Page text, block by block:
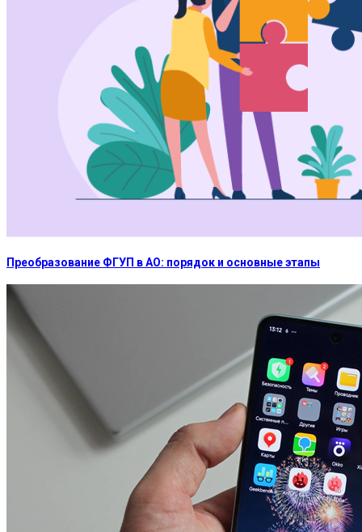
Преобразование ФГУП в АО: порядок и основные этапы